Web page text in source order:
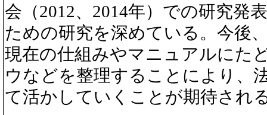
会（2012、2014年）での研究発
ための研究を深めている。今後
現在の仕組みやマニュアルにた
ウなどを整理することにより、
て活かしていくことが期待され